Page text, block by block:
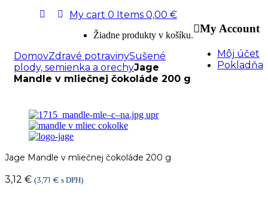
My Account
Môj účet
Pokladňa
My cart 0 Items 0,00 €
Žiadne produkty v košíku.
DomovZdravé potravinySušené
plody, semienka a orechyJage
Mandle v mliečnej čokoláde 200 g
Jage Mandle v mliečnej čokoláde 200 g
3,12 € (3,71 € s DPH)